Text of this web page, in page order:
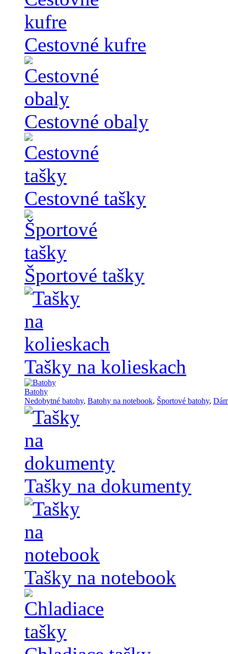
Cestovné kufre
Cestovné obaly
Cestovné tašky
Športové tašky
Tašky na kolieskach
Batohy
Nedobytné batohy, Batohy na notebook, Športové batohy,
Tašky na dokumenty
Tašky na notebook